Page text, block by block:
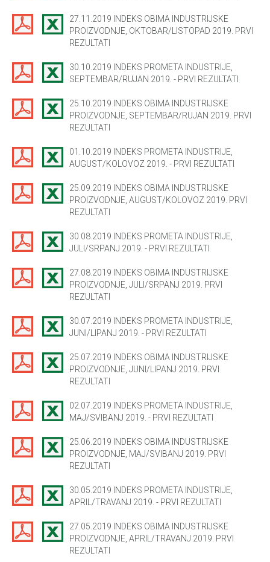
27.11.2019 INDEKS OBIMA INDUSTRIJSKE
PROIZVODNJE, OKTOBAR/LISTOPAD 2019. PRVI
REZULTATI
30.10.2019 INDEKS PROMETA INDUSTRIJE,
SEPTEMBAR/RUJAN 2019. - PRVI REZULTATI
25.10.2019 INDEKS OBIMA INDUSTRIJSKE
PROIZVODNJE, SEPTEMBAR/RUJAN 2019. PRVI
REZULTATI
01.10.2019 INDEKS PROMETA INDUSTRIJE,
AUGUST/KOLOVOZ 2019. - PRVI REZULTATI
25.09.2019 INDEKS OBIMA INDUSTRIJSKE
PROIZVODNJE, AUGUST/KOLOVOZ 2019. PRVI
REZULTATI
30.08.2019 INDEKS PROMETA INDUSTRIJE,
JULI/SRPANJ 2019. - PRVI REZULTATI
27.08.2019 INDEKS OBIMA INDUSTRIJSKE
PROIZVODNJE, JULI/SRPANJ 2019. PRVI
REZULTATI
30.07.2019 INDEKS PROMETA INDUSTRIJE,
JUNI/LIPANJ 2019. - PRVI REZULTATI
25.07.2019 INDEKS OBIMA INDUSTRIJSKE
PROIZVODNJE, JUNI/LIPANJ 2019. PRVI
REZULTATI
02.07.2019 INDEKS PROMETA INDUSTRIJE,
MAJ/SVIBANJ 2019. - PRVI REZULTATI
25.06.2019 INDEKS OBIMA INDUSTRIJSKE
PROIZVODNJE, MAJ/SVIBANJ 2019. PRVI
REZULTATI
30.05.2019 INDEKS PROMETA INDUSTRIJE,
APRIL/TRAVANJ 2019. - PRVI REZULTATI
27.05.2019 INDEKS OBIMA INDUSTRIJSKE
PROIZVODNJE, APRIL/TRAVANJ 2019. PRVI
REZULTATI